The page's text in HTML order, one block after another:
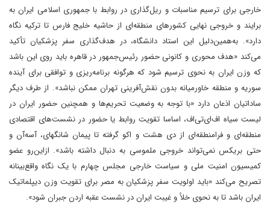
خارجی برای ترسیم مناسبات و ریل‌گذاری در روابط با جمهوری اسلامی ایران به
برایند و خروجی نهایی کشورهای منطقه‌ای از حاشیه خلیج فارس تا ترکیه نگاه
دارد». به‌همین‌دلیل این استاد دانشگاه، در هدف‌گذاری سفر پزشکیان تأکید
می‌کند «هدف محوری و کانونی حضور رئیس‌جمهور در قاهره باید روی این باشد
که وزن ایران به نحوی ترسیم شود که هرگونه برنامه‌ریزی و توافقی برای آینده
سوریه و منطقه خاورمیانه بدون نقش‌آفرینی تهران ممکن نباشد». از طرف دیگر
ساداتیان اذعان دارد «با توجه به وضعیت تحریم‌ها و همچنین حضور ایران در
لیست سیاه اف‌ای‌تی‌اف، اساسا تقویت روابط یا حضور در نشست‌های اقتصادی
منطقه‌ای و فرامنطقه‌ای از دی هشت و اکو گرفته تا پیمان شانگهای، آسه‌آن و
حتی بریکس نمی‌تواند خروجی ملموسی به دنبال داشته باشد». از‌این‌رو عضو
کمیسیون امنیت ملی و سیاست خارجی مجلس چهارم با یک نگاه واقع‌بینانه
تصریح می‌کند «باید اولویت سفر پزشکیان به مصر برای تقویت وزن دیپلماتیک
ایران باشد تا به نحوی خلأ و غیبت ایران در نشست عقبه اردن جبران شود».